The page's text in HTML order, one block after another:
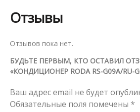
Отзывы
Отзывов пока нет.
БУДЬТЕ ПЕРВЫМ, КТО ОСТАВИЛ
«КОНДИЦИОНЕР RODA RS-G09A/RU-
Ваш адрес email не будет
Обязательные поля помечены *